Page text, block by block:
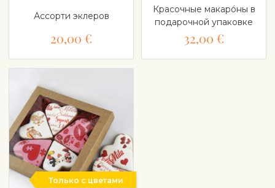
Ассорти эклеров
20,00 €
Красочные макарóны в
подарочной упаковке
32,00 €
Только с цветами